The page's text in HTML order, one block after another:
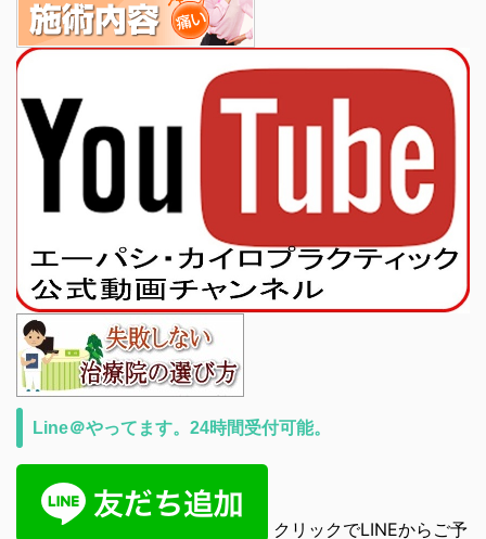
Line＠やってます。24時間受付可能。
クリックでLINEからご予